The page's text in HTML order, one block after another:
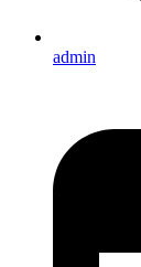
admin